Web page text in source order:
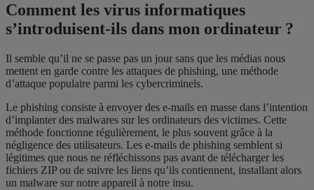
Comment les virus informatiques
s’introduisent-ils dans mon ordinateur ?
Il semble qu’il ne se passe pas un jour sans que les médias nous
mettent en garde contre les attaques de phishing, une méthode
d’attaque populaire parmi les cybercriminels.
Le phishing consiste à envoyer des e-mails en masse dans l’intention
d’implanter des malwares sur les ordinateurs des victimes. Cette
méthode fonctionne régulièrement, le plus souvent grâce à la
négligence des utilisateurs. Les e-mails de phishing semblent si
légitimes que nous ne réfléchissons pas avant de télécharger les
fichiers ZIP ou de suivre les liens qu’ils contiennent, installant alors
un malware sur notre appareil à notre insu.